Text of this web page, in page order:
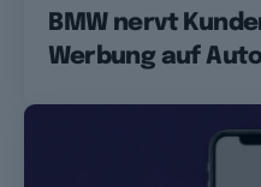
BMW nervt
Werbung auf